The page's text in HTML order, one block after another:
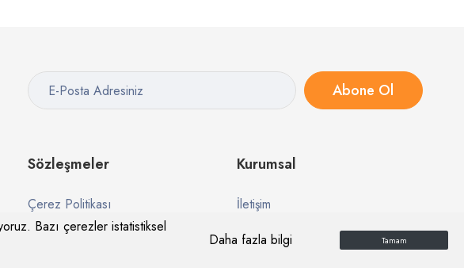
Abone Ol
Sözleşmeler
Çerez Politikası
Gizlilik Sözleşmesi
Kurumsal
İletişim
Hakkımızda
Bazı çerezler istatistiksel
Daha fazla bilgi Tamam